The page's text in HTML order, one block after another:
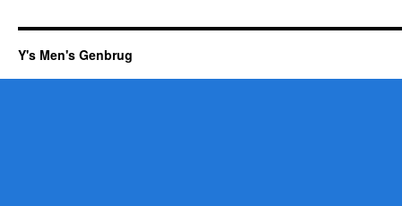
Y's Men's Genbrug